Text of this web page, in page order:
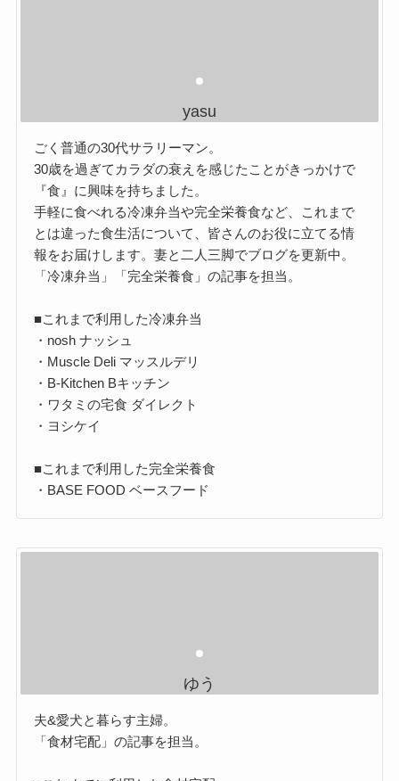
yasu
ごく普通の30代サラリーマン。
30歳を過ぎてカラダの衰えを感じたことがきっかけで
『食』に興味を持ちました。
手軽に食べれる冷凍弁当や完全栄養食など、これまで
とは違った食生活について、皆さんのお役に立てる情
報をお届けします。妻と二人三脚でブログを更新中。
「冷凍弁当」「完全栄養食」の記事を担当。
■これまで利用した冷凍弁当
・nosh ナッシュ
・Muscle Deli マッスルデリ
・B-Kitchen Bキッチン
・ワタミの宅食 ダイレクト
・ヨシケイ
■これまで利用した完全栄養食
・BASE FOOD ベースフード
ゆう
夫&愛犬と暮らす主婦。
「食材宅配」の記事を担当。